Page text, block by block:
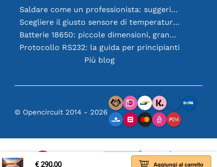
€ 290,00 Aggiungi al carrello
Saldare come un professionista: suggerimenti per connessioni elettroniche perfette
Scegliere il giusto sensore di temperatura [youtube]
Batterie 18650: piccole dimensioni, grandi prestazioni
Protocollo RS232: la guida per principianti
Più blog
© Opencircuit 2014 - 2026